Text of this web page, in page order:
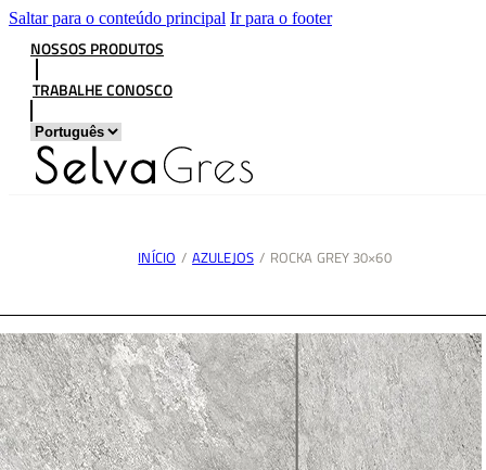
Saltar para o conteúdo principal Ir para o footer
NOSSOS PRODUTOS
TRABALHE CONOSCO
INÍCIO / AZULEJOS / ROCKA GREY 30×60